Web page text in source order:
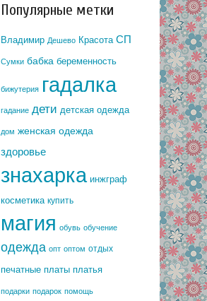
Популярные метки
Владимир Дешево Красота СП
Сумки бабка беременность
бижутерия гадалка
гадание дети детская одежда
дом женская одежда
здоровье
знахарка инжграф
косметика купить
магия обувь обучение
одежда опт оптом отдых
печатные платы платья
подарки подарок помощь